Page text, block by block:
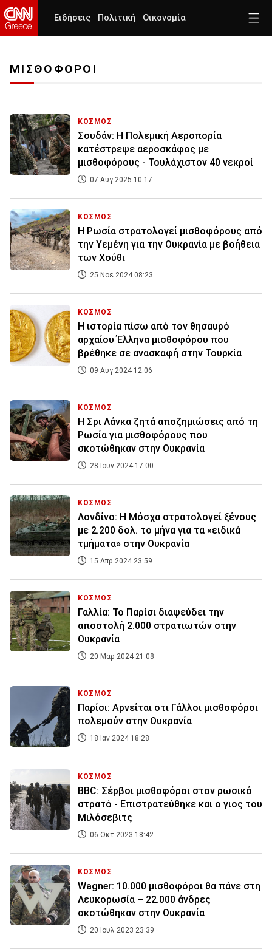
Ειδήσεις Πολιτική Οικονομία
ΜΙΣΘΟΦΟΡΟΙ
ΚΟΣΜΟΣ
Σουδάν: Η Πολεμική Αεροπορία
κατέστρεψε αεροσκάφος με
μισθοφόρους - Τουλάχιστον 40 νεκροί
07 Αυγ 2025 10:17
ΚΟΣΜΟΣ
Η Ρωσία στρατολογεί μισθοφόρους από
την Υεμένη για την Ουκρανία με βοήθεια
των Χούθι
25 Νοε 2024 08:23
ΚΟΣΜΟΣ
Η ιστορία πίσω από τον θησαυρό
αρχαίου Έλληνα μισθοφόρου που
βρέθηκε σε ανασκαφή στην Τουρκία
09 Αυγ 2024 12:06
ΚΟΣΜΟΣ
Η Σρι Λάνκα ζητά αποζημιώσεις από τη
Ρωσία για μισθοφόρους που
σκοτώθηκαν στην Ουκρανία
28 Ιουν 2024 17:00
ΚΟΣΜΟΣ
Λονδίνο: Η Μόσχα στρατολογεί ξένους
με 2.200 δολ. το μήνα για τα «ειδικά
τμήματα» στην Ουκρανία
15 Απρ 2024 23:59
ΚΟΣΜΟΣ
Γαλλία: Το Παρίσι διαψεύδει την
αποστολή 2.000 στρατιωτών στην
Ουκρανία
20 Μαρ 2024 21:08
ΚΟΣΜΟΣ
Παρίσι: Αρνείται οτι Γάλλοι μισθοφόροι
πολεμούν στην Ουκρανία
18 Ιαν 2024 18:28
ΚΟΣΜΟΣ
BBC: Σέρβοι μισθοφόροι στον ρωσικό
στρατό - Επιστρατεύθηκε και ο γιος του
Μιλόσεβιτς
06 Οκτ 2023 18:42
ΚΟΣΜΟΣ
Wagner: 10.000 μισθοφόροι θα πάνε στη
Λευκορωσία – 22.000 άνδρες
σκοτώθηκαν στην Ουκρανία
20 Ιουλ 2023 23:39